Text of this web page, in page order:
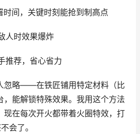
时间，关键时刻能抢到制高点
人时效果爆炸
推荐，省心省力
忽略——在铁匠铺用特定材料（比
，能解锁特殊效果。我用这个方法
现在每次开火都带着火圈特效，打
会了。